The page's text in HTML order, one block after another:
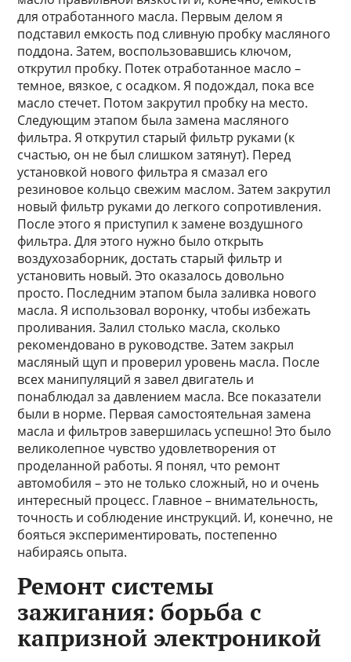
для отработанного масла. Первым делом я
подставил емкость под сливную пробку масляного
поддона. Затем, воспользовавшись ключом,
открутил пробку. Потек отработанное масло –
темное, вязкое, с осадком. Я подождал, пока все
масло стечет. Потом закрутил пробку на место.
Следующим этапом была замена масляного
фильтра. Я открутил старый фильтр руками (к
счастью, он не был слишком затянут). Перед
установкой нового фильтра я смазал его
резиновое кольцо свежим маслом. Затем закрутил
новый фильтр руками до легкого сопротивления.
После этого я приступил к замене воздушного
фильтра. Для этого нужно было открыть
воздухозаборник, достать старый фильтр и
установить новый. Это оказалось довольно
просто. Последним этапом была заливка нового
масла. Я использовал воронку, чтобы избежать
проливания. Залил столько масла, сколько
рекомендовано в руководстве. Затем закрыл
масляный щуп и проверил уровень масла. После
всех манипуляций я завел двигатель и
понаблюдал за давлением масла. Все показатели
были в норме. Первая самостоятельная замена
масла и фильтров завершилась успешно! Это было
великолепное чувство удовлетворения от
проделанной работы. Я понял, что ремонт
автомобиля – это не только сложный, но и очень
интересный процесс. Главное – внимательность,
точность и соблюдение инструкций. И, конечно, не
бояться экспериментировать, постепенно
набираясь опыта.
Ремонт системы
зажигания: борьба с
капризной электроникой